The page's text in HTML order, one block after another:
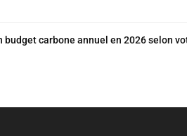
budget carbone annuel en 2026 selon